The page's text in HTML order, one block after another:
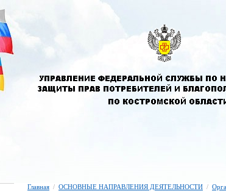
Главная / ОСНОВНЫЕ НАПРАВЛЕНИЯ ДЕЯТЕЛЬНОСТИ /